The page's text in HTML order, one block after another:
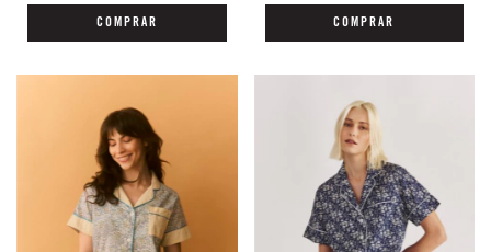
COMPRAR COMPRAR